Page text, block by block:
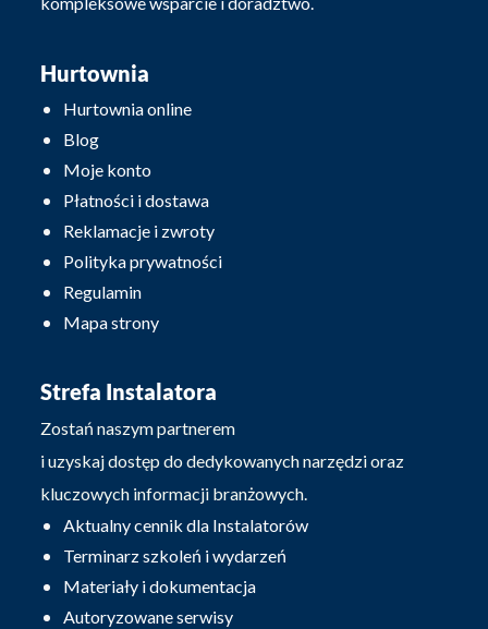
Hurtownia
Hurtownia online
Blog
Moje konto
Płatności i dostawa
Reklamacje i zwroty
Polityka prywatności
Regulamin
Mapa strony
Strefa Instalatora
Zostań naszym partnerem
i uzyskaj dostęp do dedykowanych narzędzi oraz
kluczowych informacji branżowych.
Aktualny cennik dla Instalatorów
Terminarz szkoleń i wydarzeń
Materiały i dokumentacja
Autoryzowane serwisy